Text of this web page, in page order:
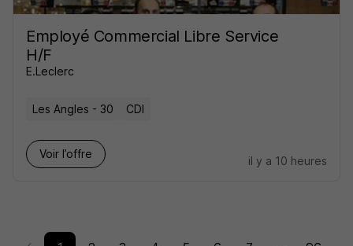
Employé Commercial Libre Service
H/F
E.Leclerc
Les Angles - 30 CDI
Voir l’offre
il y a 10 heures